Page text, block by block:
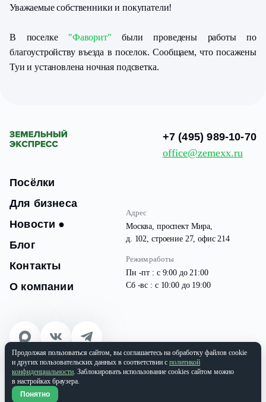
Уважаемые собственники и покупатели!
В поселке "Фаворит" были проведены работы по
благоустройству въезда в поселок. Сообщаем, что посажены
Туи и установлена ночная подсветка.
Посёлки
Для бизнеса
Новости ●
Блог
Контакты
О компании
Адрес
Москва, проспект Мира,
д. 102, строение 27, офис 214
Режим работы
Пн -пт : с 9:00 до 21:00
Сб -вс : с 10:00 до 19:00
+7 (495) 989-10-70
office@zemexx.ru
© 2026 Все права защищены
ООО «ЗЕМЭКС» ИНН: 9701087133 | ОГРН: 1177746937565
Политика конфиденциальности
Продолжая пользоваться сайтом, вы соглашаетесь на обработку файлов cookie
и других пользовательских данных в соответствии с политикой
конфиденциальности. Заблокировать использование cookies сайтом можно
в настройках браузера.
Понятно